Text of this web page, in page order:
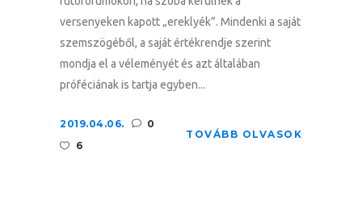
versenyeken kapott „ereklyék”. Mindenki a saját
szemszögéből, a saját értékrendje szerint
mondja el a véleményét és azt általában
próféciának is tartja egyben...
2019.04.06.
0
6
TOVÁBB OLVASOK